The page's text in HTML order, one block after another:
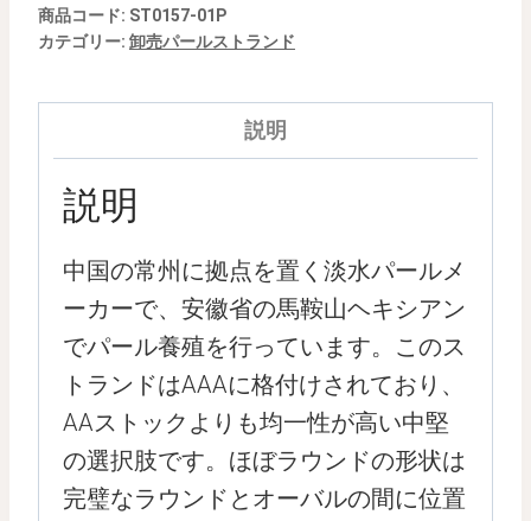
商品コード: ST0157-01P
カテゴリー: 卸売パールストランド
説明
説明
中国の常州に拠点を置く淡水パールメ
ーカーで、安徽省の馬鞍山ヘキシアン
でパール養殖を行っています。このス
トランドはAAAに格付けされており、
AAストックよりも均一性が高い中堅
の選択肢です。ほぼラウンドの形状は
完璧なラウンドとオーバルの間に位置